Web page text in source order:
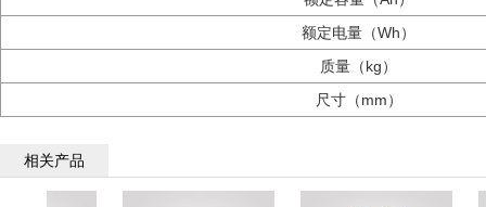
额定电量（Wh）
质量（kg）
尺寸（mm）
相关产品